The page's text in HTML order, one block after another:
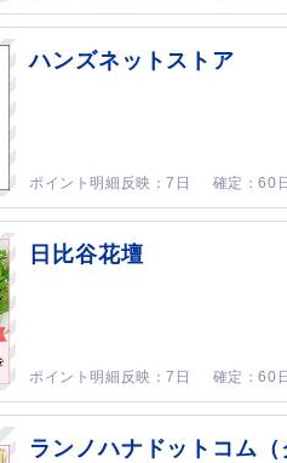
ハンズネットストア
7日 60日
日比谷花壇
7日 60日
ランノハナドットコム（